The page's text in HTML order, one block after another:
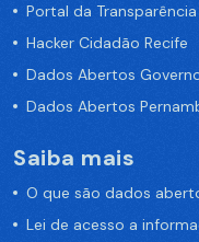
Portal da Transparência
Hacker Cidadão Recife
Dados Abertos
Dados Abertos
Saiba mais
O que são dados
Lei de acesso a